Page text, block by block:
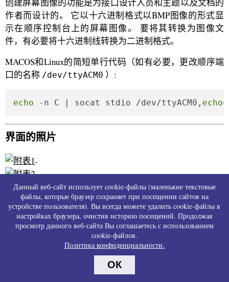
作者而设计的。 它以十六进制格式以BMP图像的形式显
示在顺序控制台上的屏幕图像。 要将其转换为图像文
件，有必要将十六进制线转换为二进制格式。
MACOS和Linux的简短单行代码（如有必要，更改顺序端
口的名称 /dev/ttyACM0 ）:
echo -n C | socat stdio /dev/ttyACM0, echo
界面的照片
https://esp32-si4732.github.io/ats-mini/manual.html
Данный веб-сайт использует cookie-файлы (маленькие текстовые
файлы, которые браузер сохраняет при посещении сайтов на
устройстве пользователя). Вы всегда можете удалить cookie-файлы в
настройках браузера, очистив историю посещений. Продолжая
просмотр данного веб-сайта Вы соглашаетесь с использованием
cookie-файлов.
Политика конфиденциальности.
ОК